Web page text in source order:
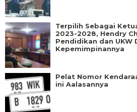
Terpilih Sebagai
2023-2028, Hendry
Pendidikan dan UKW
Kepemimpinannya
Pelat Nomor
ini Aalasannya